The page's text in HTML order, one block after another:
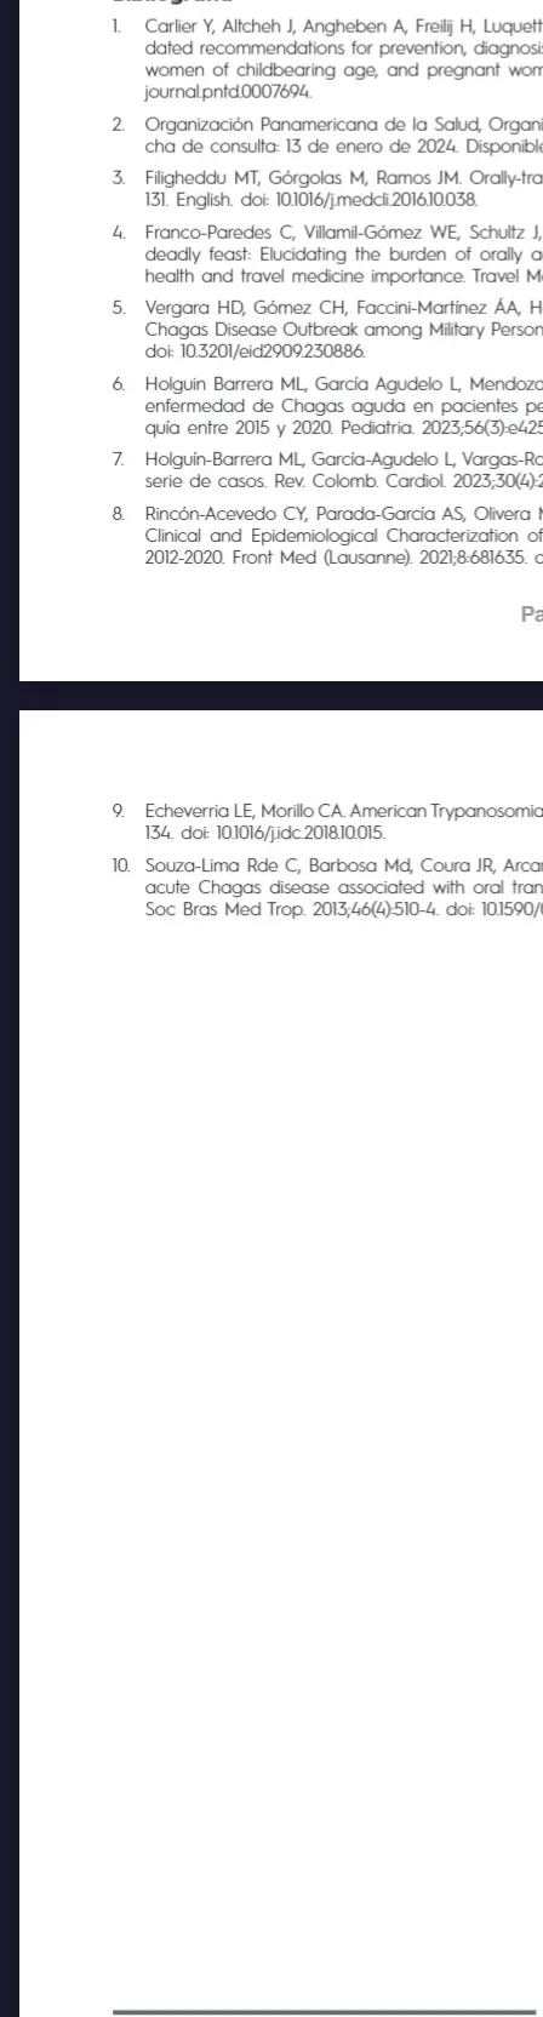
Bibliografía
Carlier Y, Altcheh J, Angheben A, Freilij H,
dated recommendations for prevention,
women of childbearing age, and pregnant
journal.pntd.0007694.
Organización Panamericana de la Salud,
cha de consulta: 13 de enero de 2024.
Filigheddu MT, Górgolas M, Ramos JM. Orally-
131. English. doi: 10.1016/j.medcli.2016.10.038.
Franco-Paredes C, Villamil-Gómez WE, Schultz
deadly feast: Elucidating the burden of orally
health and travel medicine importance. Travel
Vergara HD, Gómez CH, Faccini-Martínez ÁA,
Chagas Disease Outbreak among Military
doi: 10.3201/eid2909.230886.
Holguin Barrera ML, García Agudelo L,
enfermedad de Chagas aguda en pacientes
quía entre 2015 y 2020. Pediatria.
Holguín-Barrera ML, García-Agudelo L, Vargas-
serie de casos. Rev. Colomb. Cardiol.
Rincón-Acevedo CY, Parada-García AS, Olivera
Clinical and Epidemiological Characterization of
2012-2020. Front Med (Lausanne).
Echeverria LE, Morillo CA. American
134. doi: 10.1016/j.idc.2018.10.015.
Souza-Lima Rde C, Barbosa Md, Coura JR,
acute Chagas disease associated with oral
Soc Bras Med Trop. 2013;46(4):510-4. doi: